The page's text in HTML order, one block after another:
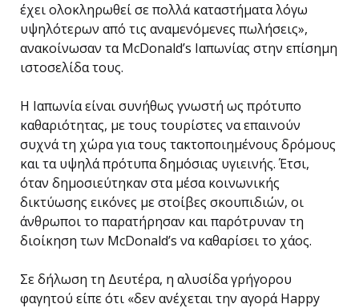
έχει ολοκληρωθεί σε πολλά καταστήματα λόγω
υψηλότερων από τις αναμενόμενες πωλήσεις»,
ανακοίνωσαν τα McDonald’s Ιαπωνίας στην επίσημη
ιστοσελίδα τους.
Η Ιαπωνία είναι συνήθως γνωστή ως πρότυπο
καθαριότητας, με τους τουρίστες να επαινούν
συχνά τη χώρα για τους τακτοποιημένους δρόμους
και τα υψηλά πρότυπα δημόσιας υγιεινής. Έτσι,
όταν δημοσιεύτηκαν στα μέσα κοινωνικής
δικτύωσης εικόνες με στοίβες σκουπιδιών, οι
άνθρωποι το παρατήρησαν και παρότρυναν τη
διοίκηση των McDonald’s να καθαρίσει το χάος.
Σε δήλωση τη Δευτέρα, η αλυσίδα γρήγορου
φαγητού είπε ότι «δεν ανέχεται την αγορά Happy